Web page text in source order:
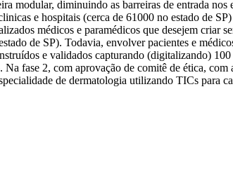
modular, diminuindo as barreiras de entrada nos
e hospitais (cerca de 61000 no estado de
médicos e paramédicos que desejem criar
de SP). Todavia, envolver pacientes e
e validados capturando (digitalizando)
fase 2, com aprovação de comitê de ética, com
de dermatologia utilizando TICs para